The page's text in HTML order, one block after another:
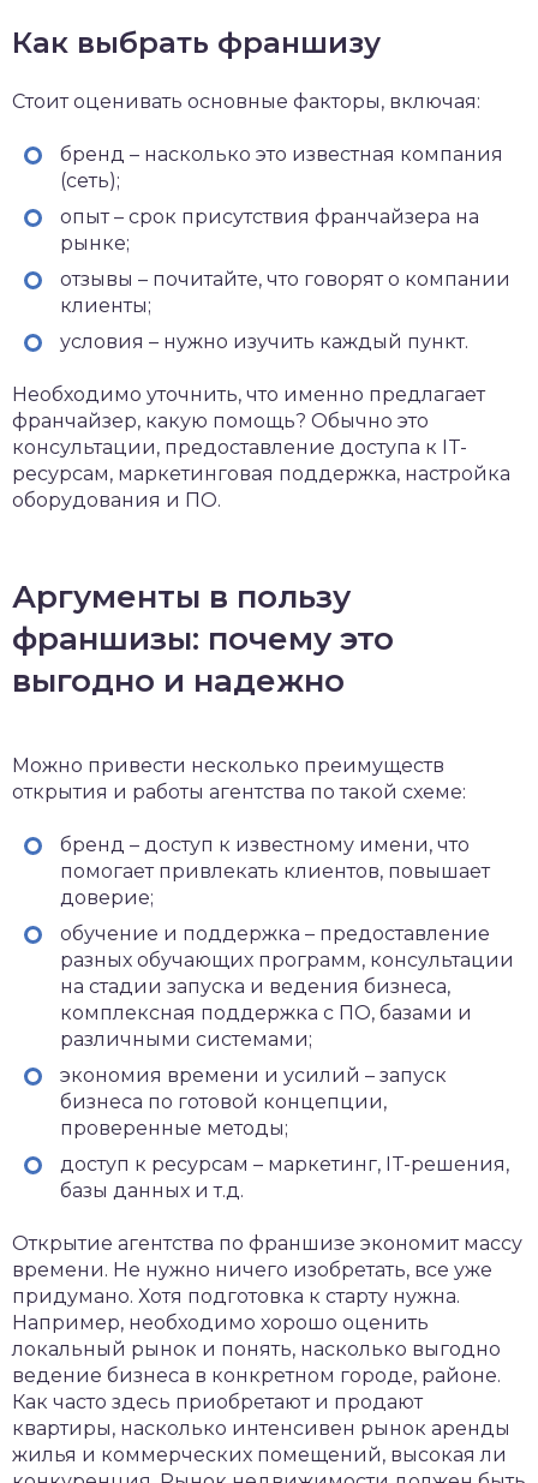
Как выбрать франшизу
Стоит оценивать основные факторы, включая:
бренд – насколько это известная компания
(сеть);
опыт – срок присутствия франчайзера на
рынке;
отзывы – почитайте, что говорят о компании
клиенты;
условия – нужно изучить каждый пункт.
Необходимо уточнить, что именно предлагает
франчайзер, какую помощь? Обычно это
консультации, предоставление доступа к IT-
ресурсам, маркетинговая поддержка, настройка
оборудования и ПО.
Аргументы в пользу
франшизы: почему это
выгодно и надежно
Можно привести несколько преимуществ
открытия и работы агентства по такой схеме:
бренд – доступ к известному имени, что
помогает привлекать клиентов, повышает
доверие;
обучение и поддержка – предоставление
разных обучающих программ, консультации
на стадии запуска и ведения бизнеса,
комплексная поддержка с ПО, базами и
различными системами;
экономия времени и усилий – запуск
бизнеса по готовой концепции,
проверенные методы;
доступ к ресурсам – маркетинг, IT-решения,
базы данных и т.д.
Открытие агентства по франшизе экономит массу
времени. Не нужно ничего изобретать, все уже
придумано. Хотя подготовка к старту нужна.
Например, необходимо хорошо оценить
локальный рынок и понять, насколько выгодно
ведение бизнеса в конкретном городе, районе.
Как часто здесь приобретают и продают
квартиры, насколько интенсивен рынок аренды
жилья и коммерческих помещений, высокая ли